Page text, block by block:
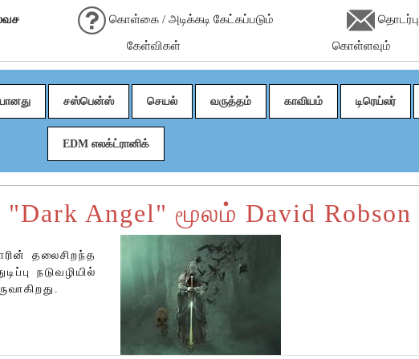
கொள்கை / அடிக்கடி கேட்கப்படும்
கேள்விகள்
தொடர்பு
கொள்ளவும்
சஸ்பென்ஸ் செயல் வருத்தம் காவியம் டிரெய்லர்
EDM எலக்ட்ரானிக்
Angel" மூலம் David Robson
தலைசிறந்த
நடுவழியில்